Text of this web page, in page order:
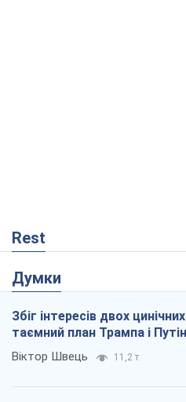
Rest
Думки
Збіг інтересів двох
таємний план Трампа і
Віктор Швець 11,2 т.